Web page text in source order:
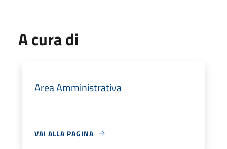
A cura di
Area Amministrativa
VAI ALLA PAGINA